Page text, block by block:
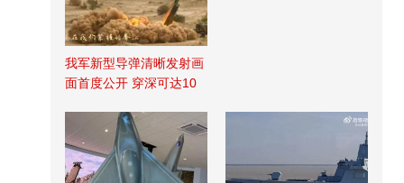
我军新型导弹清晰发射画
面首度公开 穿深可达10